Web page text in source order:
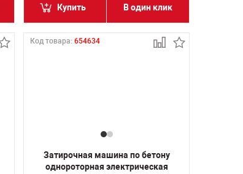
Купить В один клик
Код товара:654634
Затирочная машина по бетону
однороторная электрическая